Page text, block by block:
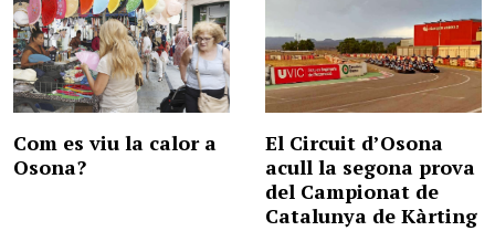
Com es viu la calor a
Osona?
El Circuit d’Osona
acull la segona prova
del Campionat de
Catalunya de Kàrting